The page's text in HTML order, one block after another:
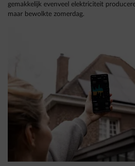
gemakkelijk evenveel elektriciteit
maar bewolkte zomerdag.